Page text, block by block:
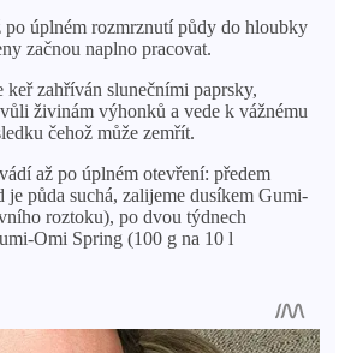
po úplném rozmrznutí půdy do hloubky
začnou naplno pracovat.
zahříván slunečními paprsky,
živinám výhonků a vede k vážnému
čehož může zemřít.
až po úplném otevření: předem
je půda suchá, zalijeme dusíkem Gumi-
roztoku), po dvou týdnech
Omi Spring (100 g na 10 l